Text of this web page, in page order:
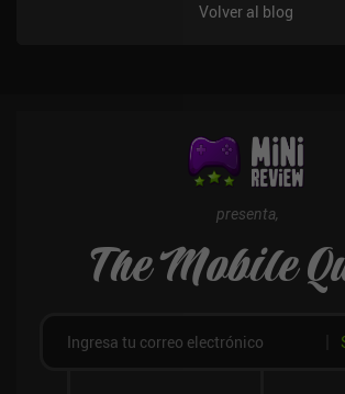
Volver al blog
presenta,
The Mobile